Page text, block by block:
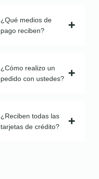
¿Qué medios de
pago reciben?
¿Cómo realizo un
pedido con ustedes?
¿Reciben todas las
tarjetas de crédito?